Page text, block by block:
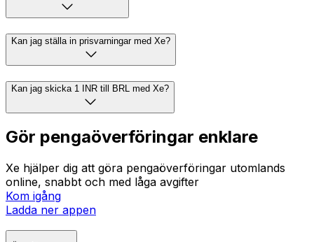
Kan jag ställa in prisvarningar med Xe?
Kan jag skicka 1 INR till BRL med Xe?
Gör pengaöverföringar enklare
Xe hjälper dig att göra pengaöverföringar utomlands
online, snabbt och med låga avgifter
Kom igång
Ladda ner appen